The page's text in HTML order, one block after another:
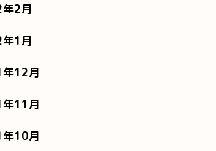
2月
1月
12月
11月
10月